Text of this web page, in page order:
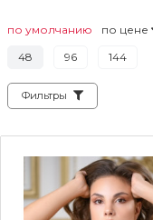
по умолчанию по цене
48
96 144
Фильтры